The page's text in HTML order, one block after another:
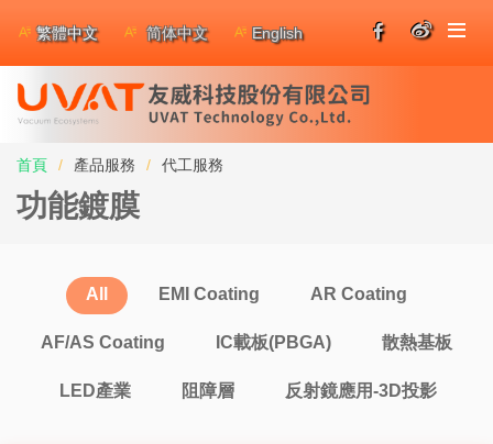
繁體中文 简体中文 English
首頁 產品服務 代工服務
功能鍍膜
All EMI Coating AR Coating
AF/AS Coating IC載板(PBGA) 散熱基板
LED產業 阻障層 反射鏡應用-3D投影